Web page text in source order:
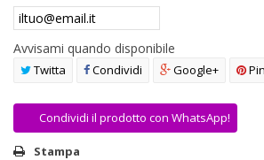
Avvisami quando disponibile
Twitta Condividi Google+
Condividi il prodotto con WhatsApp!
Stampa